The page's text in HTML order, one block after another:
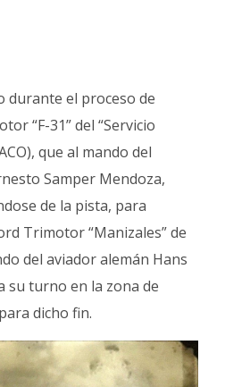
durante el proceso de
“F-31” del “Servicio
que al mando del
Samper Mendoza,
de la pista, para
Trimotor “Manizales” de
del aviador alemán Hans
su turno en la zona de
dicho fin.